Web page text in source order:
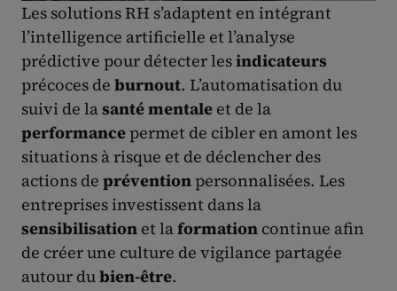
Les solutions RH s’adaptent en intégrant
l’intelligence artificielle et l’analyse
prédictive pour détecter lesindicateurs
précoces de burnout. L’automatisation du
suivi de lasanté mentale et de la
performance permet de cibler en amont les
situations à risque et de déclencher des
actions de prévention personnalisées. Les
entreprises investissent dans la
sensibilisation et laformation continue afin
de créer une culture de vigilance partagée
autour dubien-être.